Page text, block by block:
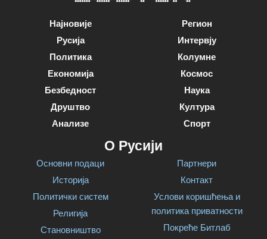
Најновије
Русија
Политика
Економија
Безбедност
Друштво
Анализе
Регион
Интервју
Колумне
Космос
Наука
Култура
Спорт
О Русији
Основни подаци
Историја
Политички систем
Религија
Становништво
Партнери
Контакт
Услови коришћења и
политика приватности
Покреће Битлаб